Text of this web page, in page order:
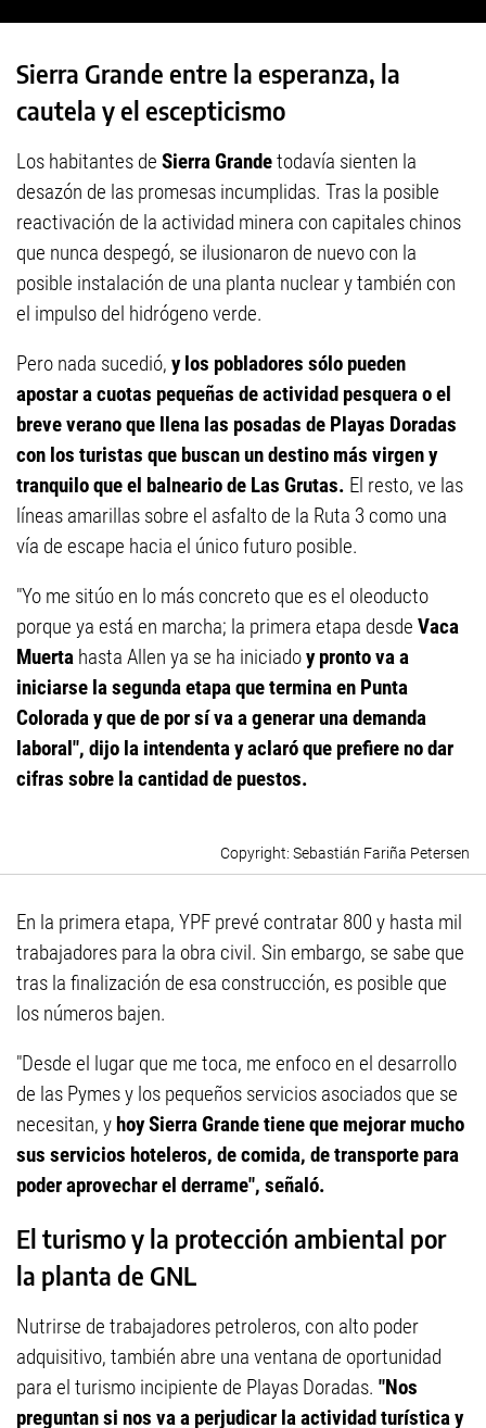
Sierra Grande entre la esperanza, la
cautela y el escepticismo
Los habitantes de Sierra Grandetodavía sienten la
desazón de las promesas incumplidas. Tras la posible
reactivación de la actividad minera con capitales chinos
que nunca despegó, se ilusionaron de nuevo con la
posible instalación de una planta nuclear y también con
el impulso del hidrógeno verde.
Pero nada sucedió, y los pobladores sólo pueden
apostar a cuotas pequeñas de actividad pesquera o el
breve verano que llena las posadas de Playas Doradas
con los turistas que buscan un destino más virgen y
tranquilo que el balneario de Las Grutas. El resto, ve las
líneas amarillas sobre el asfalto de la Ruta 3 como una
vía de escape hacia el único futuro posible.
"Yo me sitúo en lo más concreto que es el oleoducto
porque ya está en marcha; la primera etapa desde Vaca
Muerta hasta Allen ya se ha iniciadoy pronto va a
iniciarse la segunda etapa que termina en Punta
Colorada y que de por sí va a generar una demanda
laboral", dijo la intendenta y aclaró que prefiere no dar
cifras sobre la cantidad de puestos.
Sebastián Fariña Petersen
En la primera etapa, YPF prevé contratar 800 y hasta mil
trabajadores para la obra civil. Sin embargo, se sabe que
tras la finalización de esa construcción, es posible que
los números bajen.
"Desde el lugar que me toca, me enfoco en el desarrollo
de las Pymes y los pequeños servicios asociados que se
necesitan, yhoy Sierra Grande tiene que mejorar mucho
sus servicios hoteleros, de comida, de transporte para
poder aprovechar el derrame", señaló.
El turismo y la protección ambiental por
la planta de GNL
Nutrirse de trabajadores petroleros, con alto poder
adquisitivo, también abre una ventana de oportunidad
para el turismo incipiente de Playas Doradas. "Nos
preguntan si nos va a perjudicar la actividad turística y